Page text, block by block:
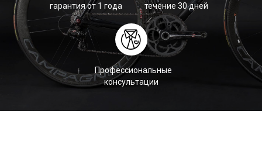
гарантия от 1 года
течение 30 дней
Профессиональные
консультации